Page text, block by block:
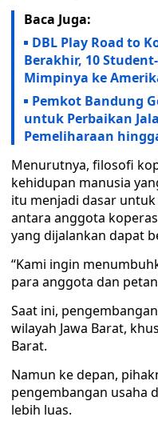
Baca Juga:
DBL Play Road to
Berakhir, 10
Mimpinya ke
Pemkot Bandung
untuk Perbaikan
Pemeliharaan
Menurutnya, filosofi
kehidupan manusia
itu menjadi dasar
antara anggota
yang dijalankan dapat
“Kami ingin
para anggota dan
Saat ini,
wilayah Jawa Barat,
Barat.
Namun ke depan,
pengembangan usaha
lebih luas.